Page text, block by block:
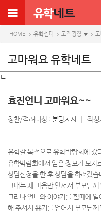
HOME 유학센터 고객광장
고마워요 유학네트
ㄴ
효진언니 고마워요~~
칭찬/격려대상 : 분당지사 작성
유학갈 목적으로 유학박람회에 갔
유학박람회에서 얻은 정보가 모자
상담신청을 한 후 상담을 하러갔습
그때는 제 마음만 앞서서 부모님
그러나 언니와 이야기를 할때에
해 주셔서 용기를 얻어서 부모님